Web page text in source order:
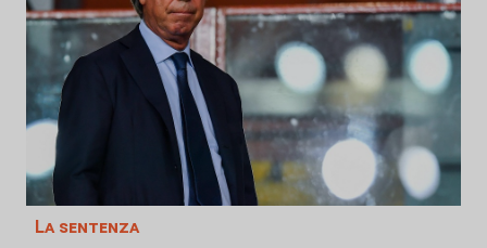
La sentenza